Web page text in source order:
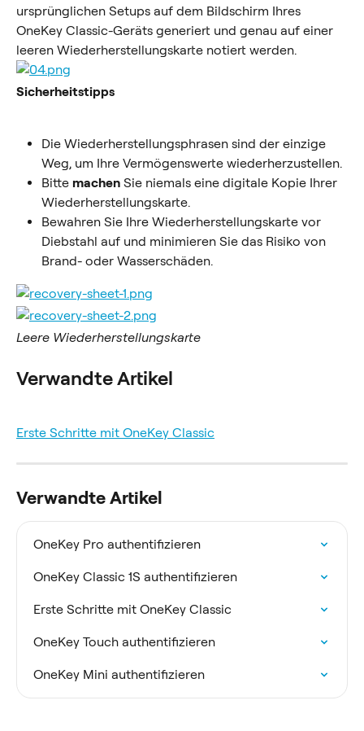
ursprünglichen Setups auf dem Bildschirm Ihres
OneKey Classic-Geräts generiert und genau auf einer
leeren Wiederherstellungskarte notiert werden.
Sicherheitstipps
Die Wiederherstellungsphrasen sind der einzige
Weg, um Ihre Vermögenswerte wiederherzustellen.
Bitte machen Sie niemals eine digitale Kopie Ihrer
Wiederherstellungskarte.
Bewahren Sie Ihre Wiederherstellungskarte vor
Diebstahl auf und minimieren Sie das Risiko von
Brand- oder Wasserschäden.
Leere Wiederherstellungskarte
Verwandte Artikel
Erste Schritte mit OneKey Classic
Verwandte Artikel
OneKey Pro authentifizieren
OneKey Classic 1S authentifizieren
Erste Schritte mit OneKey Classic
OneKey Touch authentifizieren
OneKey Mini authentifizieren